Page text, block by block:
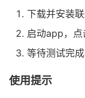
下载并安装
启动app，点
等待测试完
使用提示